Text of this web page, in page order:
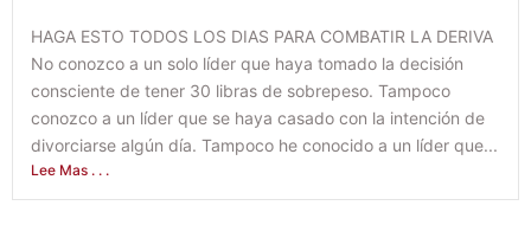
HAGA ESTO TODOS LOS DIAS PARA COMBATIR LA DERIVA
No conozco a un solo líder que haya tomado la decisión
consciente de tener 30 libras de sobrepeso. Tampoco
conozco a un líder que se haya casado con la intención de
divorciarse algún día. Tampoco he conocido a un líder que...
Lee Mas . . .